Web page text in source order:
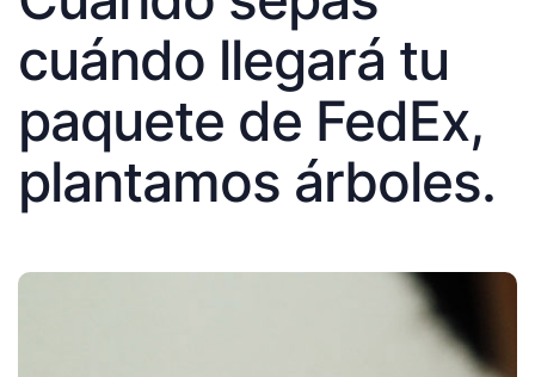
cuándo llegará tu
paquete de FedEx,
plantamos árboles.